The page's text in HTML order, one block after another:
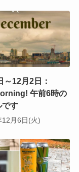
～12月2日：
午前6時の
です
12月6日(火)